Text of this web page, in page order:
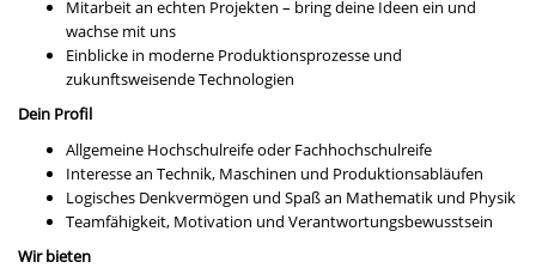
Mitarbeit an echten Projekten – bring deine Ideen ein und
wachse mit uns
Einblicke in moderne Produktionsprozesse und
zukunftsweisende Technologien
Dein Profil
Allgemeine Hochschulreife oder Fachhochschulreife
Interesse an Technik, Maschinen und Produktionsabläufen
Logisches Denkvermögen und Spaß an Mathematik und Physik
Teamfähigkeit, Motivation und Verantwortungsbewusstsein
Wir bieten